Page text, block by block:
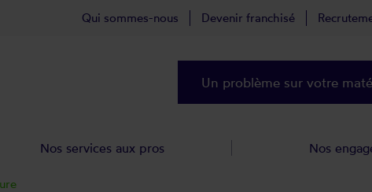
Qui sommes-nous Devenir franchisé
Un problème sur votre
Nos services aux pros Nos